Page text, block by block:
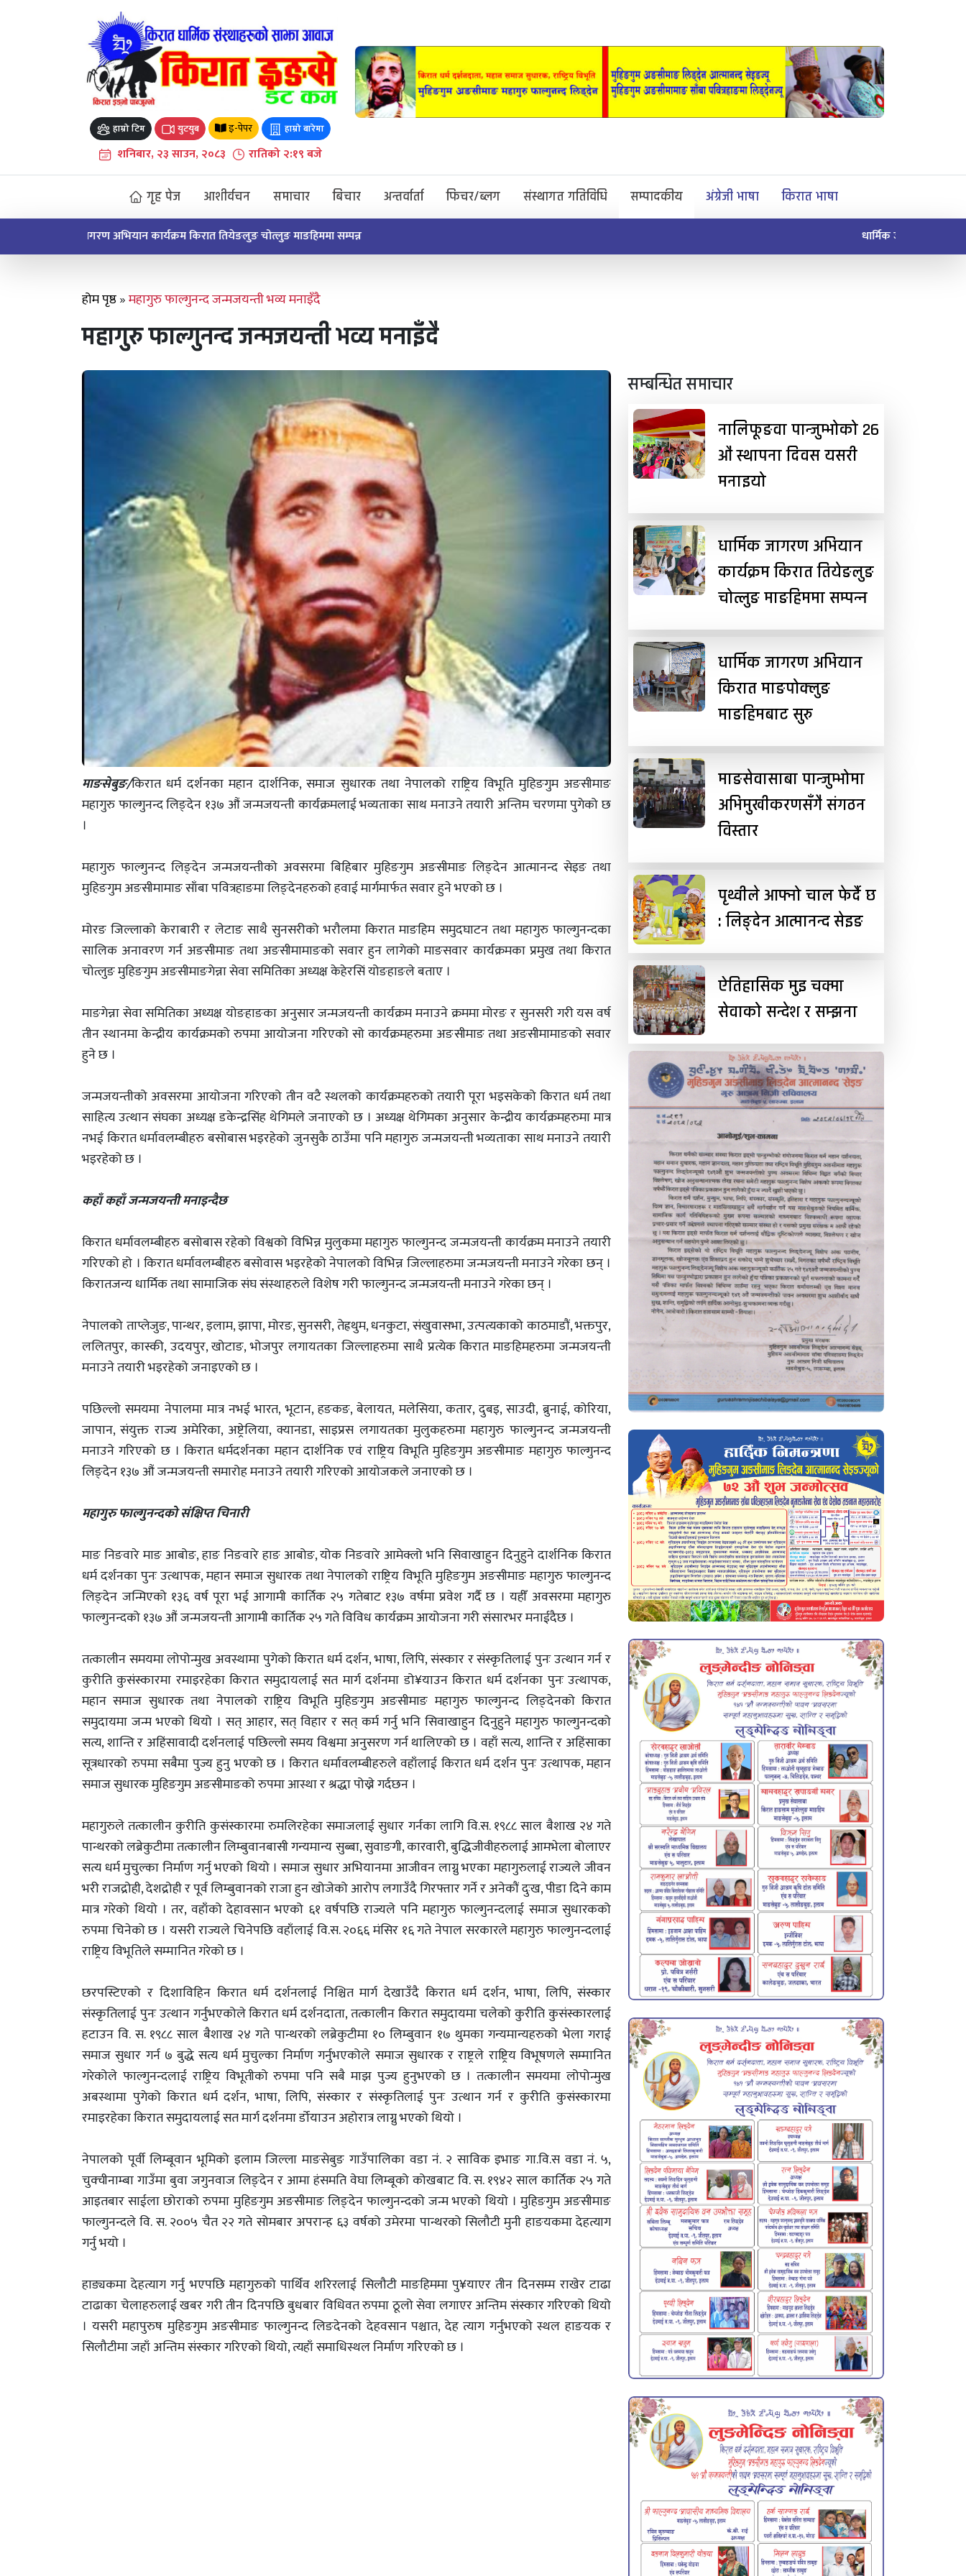
हाम्रो टिम युटयुब इ-पेपर हाम्रो बारेमा
शनिबार, २३ साउन, २०८३ रातिको २:१९ बजे
गृह पेज आशीर्वचन समाचार बिचार अन्तर्वार्ता फिचर/ब्लग संस्थागत गतिविधि सम्पादकीय अंग्रेजी भाषा किरात भाषा
धार्मिक जागरण अभियान किरात माङपोक्लुङ माङहिमबाट सुरु
होम पृष्ठ»महागुरु फाल्गुनन्द जन्मजयन्ती भव्य मनाइँदै
महागुरु फाल्गुनन्द जन्मजयन्ती भव्य मनाइँदै
माङसेबुङ/किरात धर्म दर्शनका महान दार्शनिक, समाज सुधारक तथा नेपालको राष्ट्रिय विभूति मुहिङगुम अङसीमाङ
महागुरु फाल्गुनन्द लिङ्देन १३७ औं जन्मजयन्ती कार्यक्रमलाई भव्यताका साथ मनाउने तयारी अन्तिम चरणमा पुगेको छ
।
महागुरु फाल्गुनन्द लिङ्देन जन्मजयन्तीको अवसरमा बिहिबार मुहिङगुम अङसीमाङ लिङ्देन आत्मानन्द सेइङ तथा
मुहिङगुम अङसीमामाङ साँबा पवित्रहाङमा लिङ्देनहरुको हवाई मार्गमार्फत सवार हुने भएको छ ।
मोरङ जिल्लाको केराबारी र लेटाङ साथै सुनसरीको भरौलमा किरात माङहिम समुदघाटन तथा महागुरु फाल्गुनन्दका
सालिक अनावरण गर्न अङसीमाङ तथा अङसीमामाङको सवार हुन लागेको माङसवार कार्यक्रमका प्रमुख तथा किरात
चोत्लुङ मुहिङगुम अङसीमाङगेन्ना सेवा समितिका अध्यक्ष केहेरसिं योङहाङले बताए ।
माङगेन्ना सेवा समितिका अध्यक्ष योङहाङका अनुसार जन्मजयन्ती कार्यक्रम मनाउने क्रममा मोरङ र सुनसरी गरी यस वर्ष
तीन स्थानमा केन्द्रीय कार्यक्रमको रुपमा आयोजना गरिएको सो कार्यक्रमहरुमा अङसीमाङ तथा अङसीमामाङको सवार
हुने छ ।
जन्मजयन्तीको अवसरमा आयोजना गरिएको तीन वटै स्थलको कार्यक्रमहरुको तयारी पूरा भइसकेको किरात धर्म तथा
साहित्य उत्थान संघका अध्यक्ष डकेन्द्रसिंह थेगिमले जनाएको छ । अध्यक्ष थेगिमका अनुसार केन्द्रीय कार्यक्रमहरुमा मात्र
नभई किरात धर्मावलम्बीहरु बसोबास भइरहेको जुनसुकै ठाउँमा पनि महागुरु जन्मजयन्ती भव्यताका साथ मनाउने तयारी
भइरहेको छ ।
कहाँ कहाँ जन्मजयन्ती मनाइन्दैछ
किरात धर्मावलम्बीहरु बसोबास रहेको विश्वको विभिन्न मुलुकमा महागुरु फाल्गुनन्द जन्मजयन्ती कार्यक्रम मनाउने तयारी
गरिएको हो । किरात धर्मावलम्बीहरु बसोवास भइरहेको नेपालको विभिन्न जिल्लाहरुमा जन्मजयन्ती मनाउने गरेका छन् ।
किरातजन्य धार्मिक तथा सामाजिक संघ संस्थाहरुले विशेष गरी फाल्गुनन्द जन्मजयन्ती मनाउने गरेका छन् ।
नेपालको ताप्लेजुङ, पान्थर, इलाम, झापा, मोरङ, सुनसरी, तेह्रथुम, धनकुटा, संखुवासभा, उत्पत्यकाको काठमाडौं, भक्तपुर,
ललितपुर, कास्की, उदयपुर, खोटाङ, भोजपुर लगायतका जिल्लाहरुमा साथै प्रत्येक किरात माङहिमहरुमा जन्मजयन्ती
मनाउने तयारी भइरहेको जनाइएको छ ।
पछिल्लो समयमा नेपालमा मात्र नभई भारत, भूटान, हङकङ, बेलायत, मलेसिया, कतार, दुबइ, साउदी, ब्रुनाई, कोरिया,
जापान, संयुक्त राज्य अमेरिका, अष्ट्रेलिया, क्यानडा, साइप्रस लगायतका मुलुकहरुमा महागुरु फाल्गुनन्द जन्मजयन्ती
मनाउने गरिएको छ । किरात धर्मदर्शनका महान दार्शनिक एवं राष्ट्रिय विभूति मुहिङगुम अङसीमाङ महागुरु फाल्गुनन्द
लिङ्देन १३७ औं जन्मजयन्ती समारोह मनाउने तयारी गरिएको आयोजकले जनाएको छ ।
महागुरु फाल्गुनन्दको संक्षिप्त चिनारी
माङ निङवारे माङ आबोङ, हाङ निङवारे हाङ आबोङ, योक निङवारे आमेक्लो भनि सिवाखाहुन दिनुहुने दार्शनिक किरात
धर्म दर्शनका पुनः उत्थापक, महान समाज सुधारक तथा नेपालको राष्ट्रिय विभूति मुहिङगुम अङसीमाङ महागुरु फाल्गुनन्द
लिङ्देन जन्मिएको १३६ वर्ष पूरा भई आगामी कार्तिक २५ गतेबाट १३७ वर्षमा प्रवेश गर्दै छ । यहीँ अवसरमा महागुरु
फाल्गुनन्दको १३७ औं जन्मजयन्ती आगामी कार्तिक २५ गते विविध कार्यक्रम आयोजना गरी संसारभर मनाईदैछ ।
तत्कालीन समयमा लोपोन्मुख अवस्थामा पुगेको किरात धर्म दर्शन, भाषा, लिपि, संस्कार र संस्कृतिलाई पुनः उत्थान गर्न र
कुरीति कुसंस्कारमा रमाइरहेका किरात समुदायलाई सत मार्ग दर्शनमा डो¥याउन किरात धर्म दर्शनका पुनः उत्थापक,
महान समाज सुधारक तथा नेपालको राष्ट्रिय विभूति मुहिङगुम अङसीमाङ महागुरु फाल्गुनन्द लिङ्देनको किरात
समुदायमा जन्म भएको थियो । सत् आहार, सत् विहार र सत् कर्म गर्नु भनि सिवाखाहुन दिनुहुने महागुरु फाल्गुनन्दको
सत्य, शान्ति र अहिंसावादी दर्शनलाई पछिल्लो समय विश्वमा अनुसरण गर्न थालिएको छ । वहाँ सत्य, शान्ति र अहिंसाका
सूत्रधारको रुपमा सबैमा पुज्य हुनु भएको छ । किरात धर्मावलम्बीहरुले वहाँलाई किरात धर्म दर्शन पुनः उत्थापक, महान
समाज सुधारक मुहिङगुम अङसीमाङको रुपमा आस्था र श्रद्धा पोख्ने गर्दछन ।
महागुरुले तत्कालीन कुरीति कुसंस्कारमा रुमलिरहेका समाजलाई सुधार गर्नका लागि वि.स. १९८८ साल बैशाख २४ गते
पान्थरको लब्रेकुटीमा तत्कालीन लिम्बुवानबासी गन्यमान्य सुब्बा, सुवाङगी, कारवारी, बुद्धिजीवीहरुलाई आमभेला बोलाएर
सत्य धर्म मुचुल्का निर्माण गर्नु भएको थियो । समाज सुधार अभियानमा आजीवन लाग्नु भएका महागुरुलाई राज्यले जीवन
भरी राजद्रोही, देशद्रोही र पूर्व लिम्बुवानको राजा हुन खोजेको आरोप लगाउँदै गिरफ्तार गर्ने र अनेकौं दुःख, पीडा दिने काम
मात्र गरेको थियो । तर, वहाँको देहावसान भएको ६१ वर्षपछि राज्यले पनि महागुरु फाल्गुनन्दलाई समाज सुधारकको
रुपमा चिनेको छ । यसरी राज्यले चिनेपछि वहाँलाई वि.स. २०६६ मंसिर १६ गते नेपाल सरकारले महागुरु फाल्गुनन्दलाई
राष्ट्रिय विभूतिले सम्मानित गरेको छ ।
छरपस्टिएको र दिशाविहिन किरात धर्म दर्शनलाई निश्चित मार्ग देखाउँदै किरात धर्म दर्शन, भाषा, लिपि, संस्कार
संस्कृतिलाई पुनः उत्थान गर्नुभएकोले किरात धर्म दर्शनदाता, तत्कालीन किरात समुदायमा चलेको कुरीति कुसंस्कारलाई
हटाउन वि. स. १९८८ साल बैशाख २४ गते पान्थरको लब्रेकुटीमा १० लिम्बुवान १७ थुमका गन्यमान्यहरुको भेला गराई
समाज सुधार गर्न ७ बुद्धे सत्य धर्म मुचुल्का निर्माण गर्नुभएकोले समाज सुधारक र राष्ट्रले राष्ट्रिय विभूषणले सम्मानित
गरेकोले फाल्गुनन्दलाई राष्ट्रिय विभूतीको रुपमा पनि सबै माझ पुज्य हुनुभएको छ । तत्कालीन समयमा लोपोन्मुख
अबस्थामा पुगेको किरात धर्म दर्शन, भाषा, लिपि, संस्कार र संस्कृतिलाई पुनः उत्थान गर्न र कुरीति कुसंस्कारमा
रमाइरहेका किरात समुदायलाई सत मार्ग दर्शनमा र्डोयाउन अहोरात्र लाग्नु भएको थियो ।
नेपालको पूर्वी लिम्बूवान भूमिको इलाम जिल्ला माङसेबुङ गाउँपालिका वडा नं. २ साविक इभाङ गा.वि.स वडा नं. ५,
चुक्चीनाम्बा गाउँमा बुवा जगुनवाज लिङ्देन र आमा हंसमति वेघा लिम्बूको कोखबाट वि. स. १९४२ साल कार्तिक २५ गते
आइतबार साईला छोराको रुपमा मुहिङगुम अङसीमाङ लिङ्देन फाल्गुनन्दको जन्म भएको थियो । मुहिङगुम अङसीमाङ
फाल्गुनन्दले वि. स. २००५ चैत २२ गते सोमबार अपरान्ह ६३ वर्षको उमेरमा पान्थरको सिलौटी मुनी हाङयकमा देहत्याग
गर्नु भयो ।
हाङ्यकमा देहत्याग गर्नु भएपछि महागुरुको पार्थिव शरिरलाई सिलौटी माङहिममा पु¥याएर तीन दिनसम्म राखेर टाढा
टाढाका चेलाहरुलाई खबर गरी तीन दिनपछि बुधबार विधिवत रुपमा ठूलो सेवा लगाएर अन्तिम संस्कार गरिएको थियो
। यसरी महापुरुष मुहिङगुम अङसीमाङ फाल्गुनन्द लिङदेनको देहवसान पश्चात, देह त्याग गर्नुभएको स्थल हाङयक र
सिलौटीमा जहाँ अन्तिम संस्कार गरिएको थियो, त्यहाँ समाधिस्थल निर्माण गरिएको छ ।
सम्बन्धित समाचार
नालिफूङवा पान्जुम्भोको २६
औं स्थापना दिवस यसरी
मनाइयो
धार्मिक जागरण अभियान
कार्यक्रम किरात तियेङलुङ
चोत्लुङ माङहिममा सम्पन्न
धार्मिक जागरण अभियान
किरात माङपोक्लुङ
माङहिमबाट सुरु
माङसेवासाबा पान्जुम्भोमा
अभिमुखीकरणसँगै संगठन
विस्तार
पृथ्वीले आफ्नो चाल फेर्दै छ
: लिङ्देन आत्मानन्द सेइङ
ऐतिहासिक मुइ चक्मा
सेवाको सन्देश र सम्झना